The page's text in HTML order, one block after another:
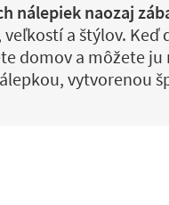
nálepiek naozaj
a štýlov. Keď
domov a môžete
vytvorenou